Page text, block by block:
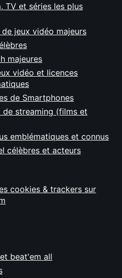
TV et séries les plus
jeux vidéo majeurs
majeures
vidéo et licences
de Smartphones
de streaming (films et
emblématiques et connus
célèbres et acteurs
cookies & trackers sur
beat'em all